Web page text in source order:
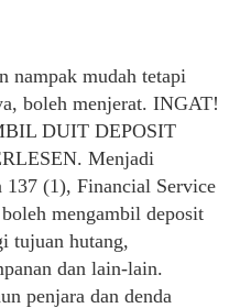
nampak mudah tetapi
boleh menjerat. INGAT!
DUIT DEPOSIT
Menjadi
137 (1), Financial Service
mengambil deposit
tujuan hutang,
dan lain-lain.
penjara dan denda